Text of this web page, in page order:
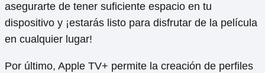
asegurarte de tener suficiente espacio en tu
dispositivo y ¡estarás listo para disfrutar de la película
en cualquier lugar!
Por último, Apple TV+ permite la creación de perfiles